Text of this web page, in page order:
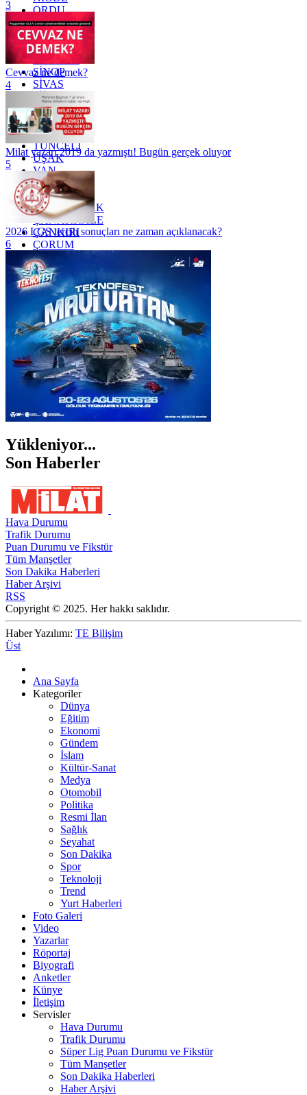
ORDU
OSMANİYE
RİZE
SAKARYA
SAMSUN
SİNOP
SİVAS
SİİRT
TEKİRDAĞ
TOKAT
TRABZON
TUNCELİ
UŞAK
VAN
YALOVA
YOZGAT
ZONGULDAK
ÇANAKKALE
ÇANKIRI
ÇORUM
İSTANBUL
İZMİR
ŞANLIURFA
ŞIRNAK
3
Cevvaz ne demek?
4
Milat yazarı 2019 da yazmıştı! Bugün gerçek oluyor
5
2026 LGS tercih sonuçları ne zaman açıklanacak?
6
Yükleniyor...
Son Haberler
Hava Durumu
Trafik Durumu
Puan Durumu ve Fikstür
Tüm Manşetler
Son Dakika Haberleri
Haber Arşivi
RSS
Copyright © 2025. Her hakkı saklıdır.
Haber Yazılımı: TE Bilişim
Üst
Ana Sayfa
Kategoriler
Dünya
Eğitim
Ekonomi
Gündem
İslam
Kültür-Sanat
Medya
Otomobil
Politika
Resmi İlan
Sağlık
Seyahat
Son Dakika
Spor
Teknoloji
Trend
Yurt Haberleri
Foto Galeri
Video
Yazarlar
Röportaj
Biyografi
Anketler
Künye
İletişim
Servisler
Hava Durumu
Trafik Durumu
Süper Lig Puan Durumu ve Fikstür
Tüm Manşetler
Son Dakika Haberleri
Haber Arşivi